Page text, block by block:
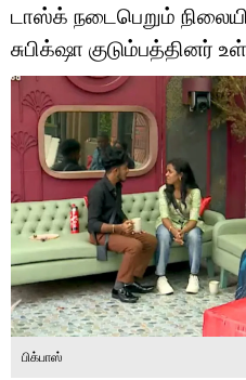
ஆன்மீகம்
வைரல்
ஹெஃல்த்
ஷார்ட் வீடியோஸ்
வலை கதைகள்
போட்டோ கேலரி
டாஸ்க் நடைபெறும்
சுபிக்‌ஷா
பிக்பாஸ்